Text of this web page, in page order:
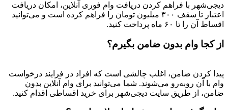
دیجی‌شهر با فراهم کردن دریافت وام فوری آنلاین، امکان دریافت
اعتبار تا سقف ۳۰۰ میلیون تومان را فراهم کرده است و می‌توانید
اقساط آن را تا ۶۰ ماه پرداخت کنید.
از کجا وام بدون ضامن بگیرم؟
پیدا کردن ضامن، اغلب چالشی است که افراد در فرایند درخواست
وام با آن روبه‌رو می‌شوند. شما می‌توانید برای وام آنلاین بدون
ضامن، از طریق سایت دیجی‌شهر برای خرید اقساطی اقدام کنید.